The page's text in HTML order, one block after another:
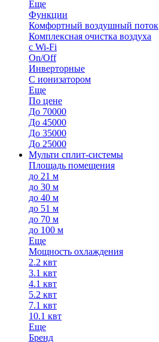
Еще
Функции
Комфортный воздушный поток
Комплексная очистка воздуха
с Wi-Fi
On/Off
Инверторные
С ионизатором
Еще
По цене
До 70000
До 45000
До 35000
До 25000
Мульти сплит-системы
Площадь помещения
до 21 м
до 30 м
до 40 м
до 51 м
до 70 м
до 100 м
Еще
Мощность охлаждения
2.2 квт
3.1 квт
4.1 квт
5.2 квт
7.1 квт
10.1 квт
Еще
Бренд